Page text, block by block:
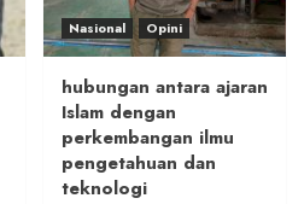
Nasional Opini
hubungan antara ajaran
Islam dengan
perkembangan ilmu
pengetahuan dan
teknologi